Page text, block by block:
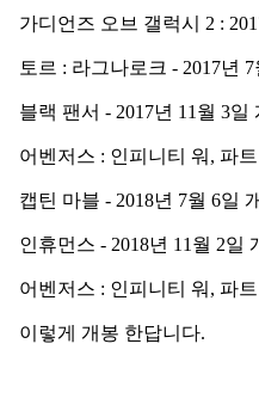
가디언즈 오브 갤럭시 2 :
토르 : 라그나로크 - 2017년
블랙 팬서 - 2017년 11월 3일
어벤저스 : 인피니티 워, 파
캡틴 마블 - 2018년 7월 6일
인휴먼스 - 2018년 11월 2일
어벤저스 : 인피니티 워, 파
이렇게 개봉 한답니다.